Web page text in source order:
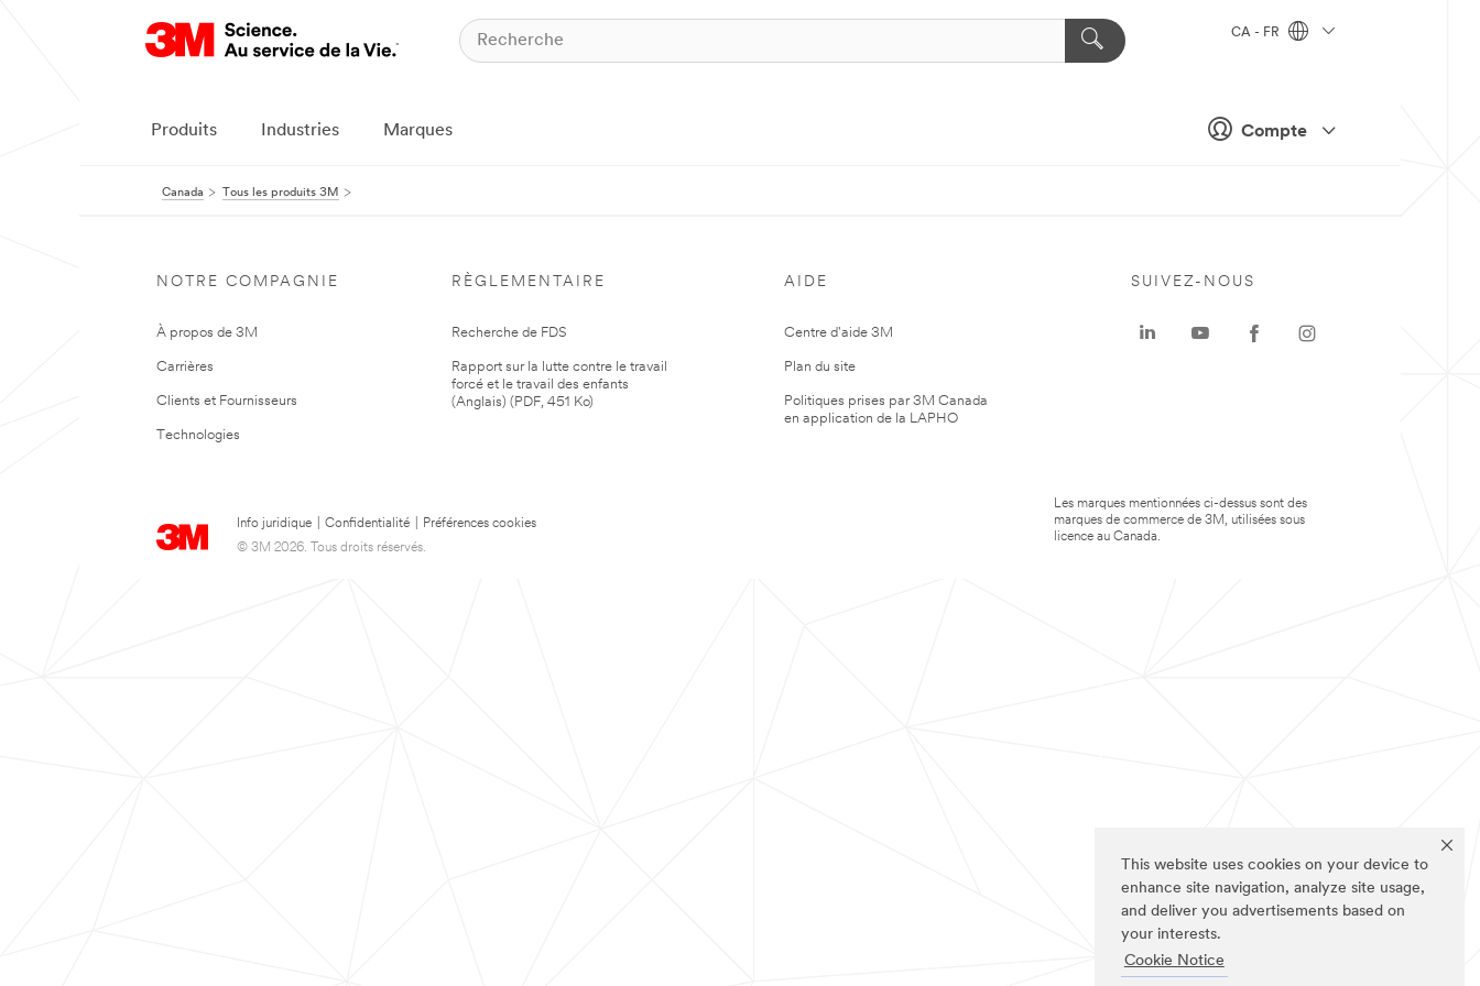
This website uses cookies on your device to
enhance site navigation, analyze site usage,
and deliver you advertisements based on
your interests.
Cookie Notice
Compte
CA - FR
Produits Industries Marques
Canada Tous les produits 3M
NOTRE COMPAGNIE
À propos de 3M
Carrières
Clients et Fournisseurs
Technologies
RÈGLEMENTAIRE
Recherche de FDS
Rapport sur la lutte contre le travail
forcé et le travail des enfants
(Anglais) (PDF, 451 Ko)
AIDE
Centre d'aide 3M
Plan du site
Politiques prises par 3M Canada
en application de la LAPHO
Info juridique Confidentialité
Préférences cookies
© 3M 2026. Tous droits réservés.
SUIVEZ-NOUS
Les marques mentionnées ci-dessus sont des
marques de commerce de 3M, utilisées sous
licence au Canada.